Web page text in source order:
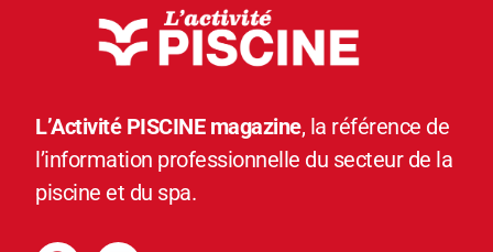
L’Activité PISCINE magazine, la référence de
l’information professionnelle du secteur de la
piscine et du spa.